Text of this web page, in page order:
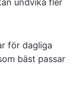
undvika fler
för dagliga
bäst passar